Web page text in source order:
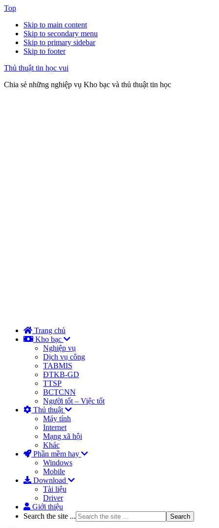
Top
Skip to main content
Skip to secondary menu
Skip to primary sidebar
Skip to footer
Thủ thuật tin học vui
Chia sẻ những nghiệp vụ Kho bạc và thủ thuật tin học
Trang chủ
Kho bạc
Nghiệp vụ
Dịch vụ công
TABMIS
ĐTKB-GD
TTSP
BCTCNN
Người tốt – Việc tốt
Thủ thuật
Máy tính
Internet
Mạng xã hội
Khác
Phần mềm hay
Windows
Mobile
Download
Tài liệu
Driver
Giới thiệu
Search the site ...